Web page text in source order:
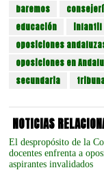
baremos
educación
infantil
oposiciones
oposiciones en
secundaria
NOTICIAS
El despropósito de la
docentes enfrenta a
aspirantes invalidados